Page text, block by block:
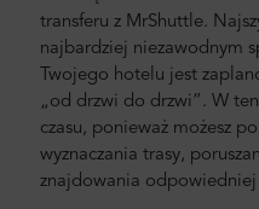
transferu z MrShuttle.
najbardziej niezawodnym
Twojego hotelu jest
„od drzwi do drzwi”. W
czasu, ponieważ możesz
wyznaczania trasy,
znajdowania